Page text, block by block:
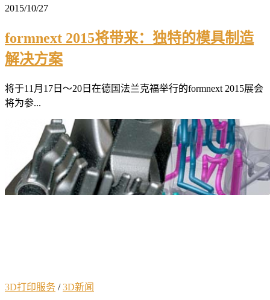
2015/10/27
formnext 2015将带来：独特的模具制造
解决方案
将于11月17日～20日在德国法兰克福举行的formnext 2015展会
将为参...
3D打印服务 /3D新闻